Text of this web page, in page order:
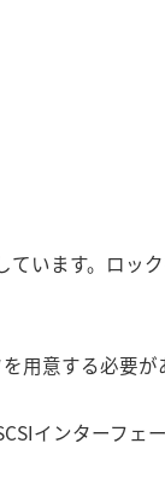
います。ロッ
用意する必要が
インターフェ